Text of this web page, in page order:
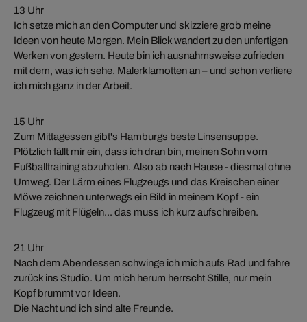
13 Uhr
Ich setze mich an den Computer und skizziere grob meine
Ideen von heute Morgen. Mein Blick wandert zu den unfertigen
Werken von gestern. Heute bin ich ausnahmsweise zufrieden
mit dem, was ich sehe. Malerklamotten an – und schon verliere
ich mich ganz in der Arbeit.
15 Uhr
Zum Mittagessen gibt's Hamburgs beste Linsensuppe.
Plötzlich fällt mir ein, dass ich dran bin, meinen Sohn vom
Fußballtraining abzuholen. Also ab nach Hause - diesmal ohne
Umweg. Der Lärm eines Flugzeugs und das Kreischen einer
Möwe zeichnen unterwegs ein Bild in meinem Kopf - ein
Flugzeug mit Flügeln... das muss ich kurz aufschreiben.
21 Uhr
Nach dem Abendessen schwinge ich mich aufs Rad und fahre
zurück ins Studio. Um mich herum herrscht Stille, nur mein
Kopf brummt vor Ideen.
Die Nacht und ich sind alte Freunde.